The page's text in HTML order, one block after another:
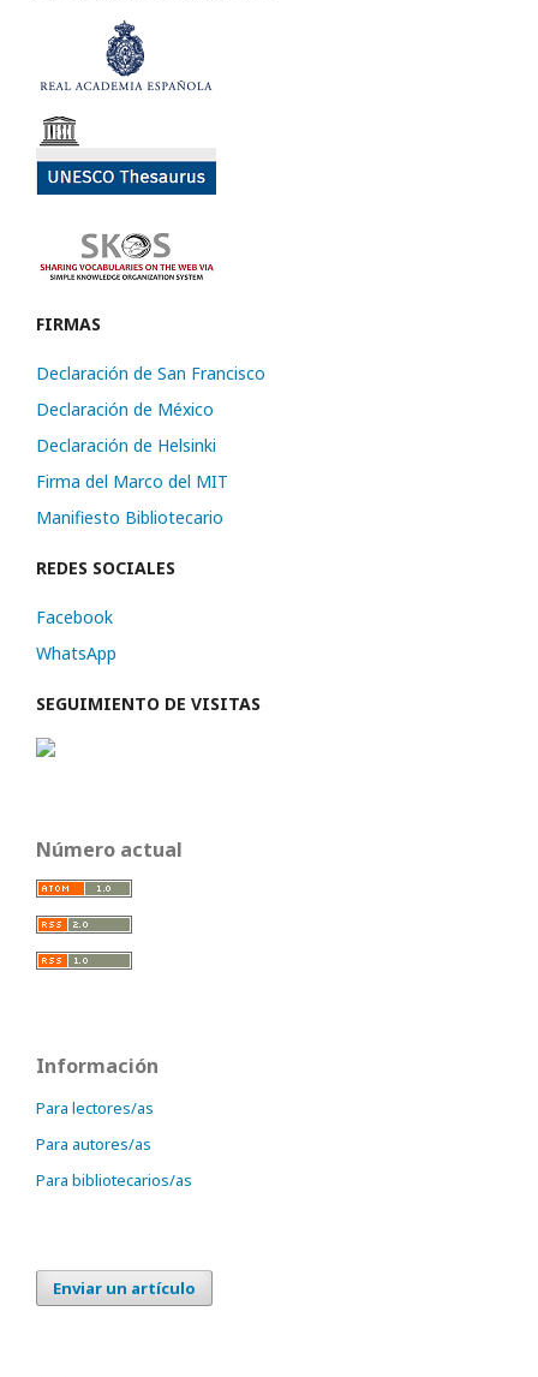
FIRMAS
Declaración de San Francisco
Declaración de México
Declaración de Helsinki
Firma del Marco del MIT
Manifiesto Bibliotecario
REDES SOCIALES
Facebook
WhatsApp
SEGUIMIENTO DE VISITAS
Número actual
Información
Para lectores/as
Para autores/as
Para bibliotecarios/as
Enviar un artículo